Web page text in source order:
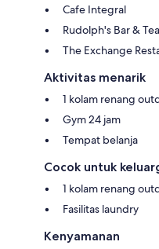
Cafe Integral
Rudolph's Bar & Tea
The Exchange
Aktivitas menarik
1 kolam renang
Gym 24 jam
Tempat belanja
Cocok untuk
1 kolam renang
Fasilitas laundry
Kenyamanan